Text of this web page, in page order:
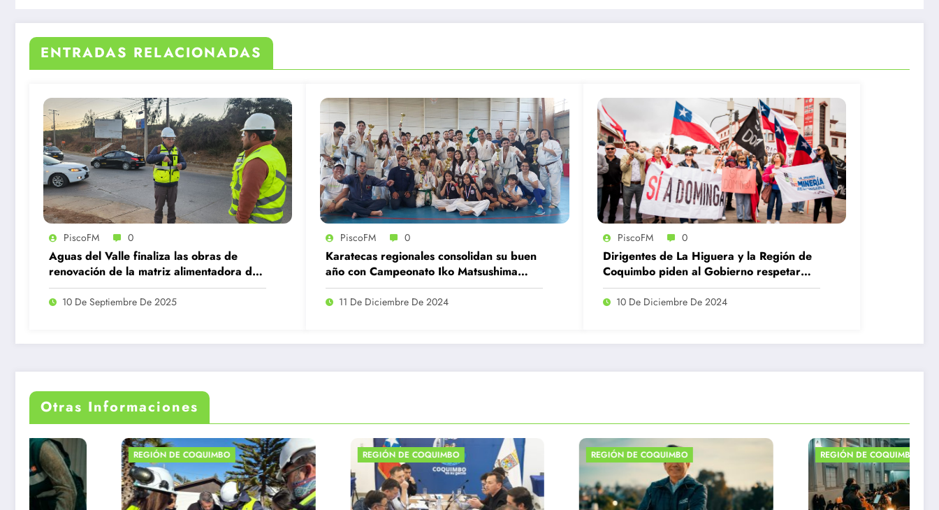
ENTRADAS RELACIONADAS
PiscoFM 0
Aguas del Valle finaliza las obras de
renovación de la matriz alimentadora de
agua potable en Illapel
10 De Septiembre De 2025
PiscoFM 0
Karatecas regionales consolidan su buen
año con Campeonato Iko Matsushima
Chile
11 De Diciembre De 2024
PiscoFM 0
Dirigentes de La Higuera y la Región de
Coquimbo piden al Gobierno respetar
fallo favorable a Dominga
10 De Diciembre De 2024
Otras Informaciones
REGIÓN DE COQUIMBO REGIÓN DE COQUIMBO REGIÓN DE COQUIMBO REGIÓN DE COQUIMBO